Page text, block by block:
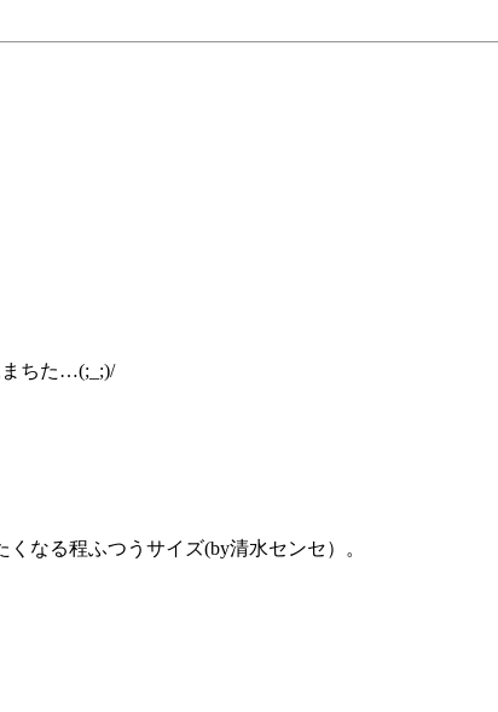
まちた…(;_;)/
なる程ふつうサイズ(by清水センセ）。